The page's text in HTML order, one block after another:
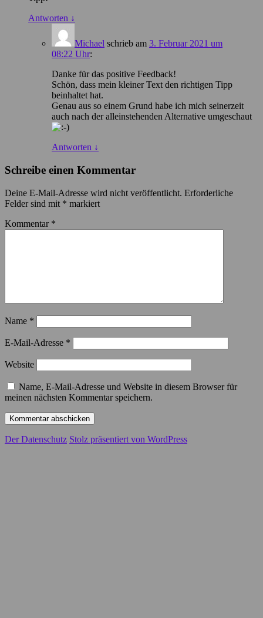
Antworten ↓
Michael schrieb am 3. Februar 2021 um
08:22 Uhr:
Danke für das positive Feedback!
Schön, dass mein kleiner Text den richtigen Tipp
beinhaltet hat.
Genau aus so einem Grund habe ich mich seinerzeit
auch nach der alleinstehenden Alternative umgeschaut
Antworten ↓
Schreibe einen Kommentar
Deine E-Mail-Adresse wird nicht veröffentlicht. Erforderliche
Felder sind mit * markiert
Kommentar *
Name *
E-Mail-Adresse *
Website
Name, E-Mail-Adresse und Website in diesem Browser für
meinen nächsten Kommentar speichern.
Der Datenschutz Stolz präsentiert von WordPress